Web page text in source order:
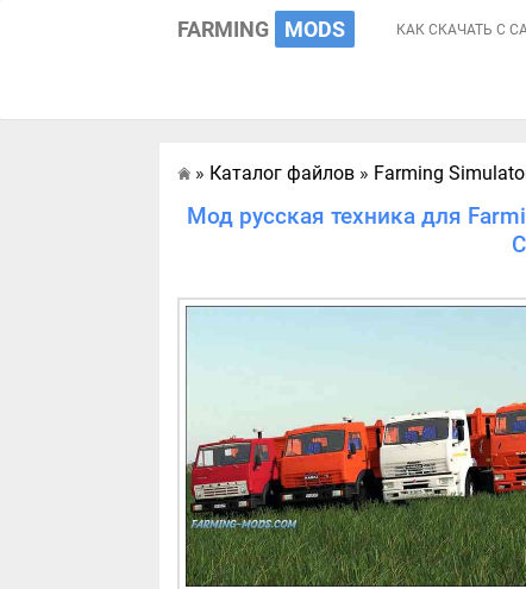
FARMING MODS КАК СКАЧАТЬ С
Главная
» Каталог файлов » Farming
Мод русская техника для